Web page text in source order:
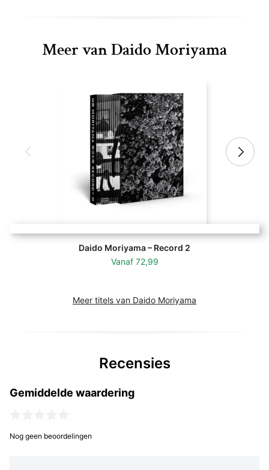
Meer van Daido Moriyama
Daido Moriyama – Record 2
Vanaf 72,99
Meer titels van Daido Moriyama
Recensies
Gemiddelde waardering
Nog geen beoordelingen